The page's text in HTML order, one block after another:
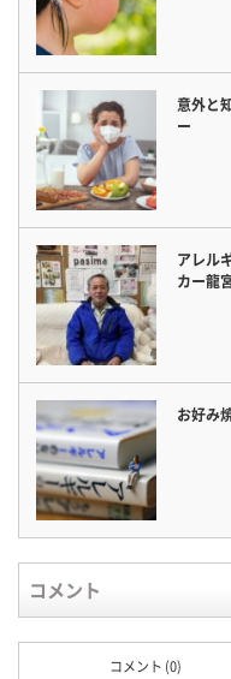
意外と
ー
アレル
カー龍
お好み
コメント
コメント (0)